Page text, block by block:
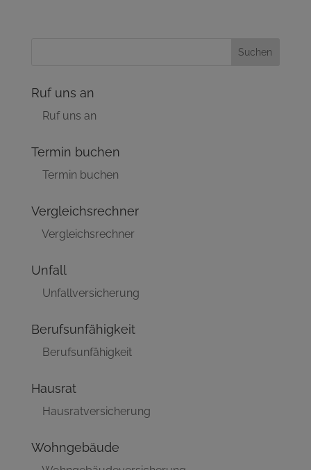
Ruf uns an
Ruf uns an
Termin buchen
Termin buchen
Vergleichsrechner
Vergleichsrechner
Unfall
Unfallversicherung
Berufsunfähigkeit
Berufsunfähigkeit
Hausrat
Hausratversicherung
Wohngebäude